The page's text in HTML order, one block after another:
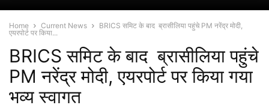
Home Current News
BRICS समिट के बाद ब्रासीलिया पहुंचे PM नरेंद्र मोदी,
एयरपोर्ट पर किया...
BRICS समिट के बाद ब्रासीलिया पहुंचे
PM नरेंद्र मोदी, एयरपोर्ट पर किया गया
भव्य स्वागत